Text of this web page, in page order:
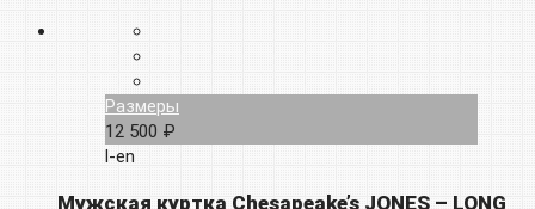
Размеры
12 500 ₽
l-en
Мужская куртка Chesapeake’s JONES – LONG